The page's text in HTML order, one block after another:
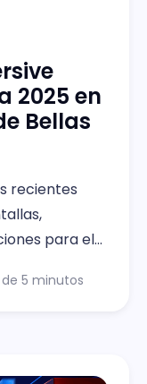
2025 en
Bellas
recientes
para el
5 minutos